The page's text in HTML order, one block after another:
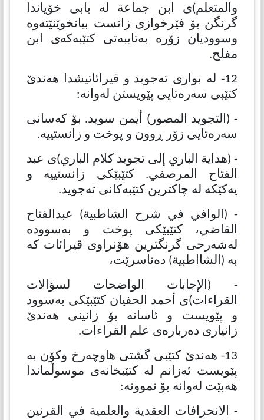
والمتعلم)ی ابن جماعة لە بابی خۆیاندا
گرنگن بۆ فێرخوازی زانست بیانخوێنێتەوە
وسوودیان زۆرە بەتایبەتی كتێبەكەی ابن
مفلح.
12- لە بواری تەجوید و قیرائاتیشدا هەندێ
كتێبی سەرەتایی پێویستن لەوانە:
- (التجوید المصور) أیمن سوید. بۆ كەسانی
سەرەتایی زۆر ڕوون و پوخت و زانستییە.
- (هدایة الباري إلی تجوید كلام الباري)ی عبد
الفتاح المرصفي. كتێبێكی زانستییە و
یەكێكە لە چاكترین كتێبەكانی تەجوید.
- (الوافي في شرح الشاطبیة) عبدالفتاح
القاضي، كتێبێكی پوخت و بەسوودە
لەشەرحی گرنگترین هۆنراوی قیرائات كە
بە (الشااطبیة) دەناسرێت،
- (الإجابات الواضحات لسؤالات
القراءات)ى أحمد الحفيان كتێبێكی بەسوود
و پێویست و ئاسانە بۆ زانینی هەندێ
زانیاری دەربارەی علم القراءات.
13- هەندێ كتێبی گشتی هاوچەرخ وكۆن بە
پێویست ئەزانم لە كتێبخانەی موسوڵماندا
هەبێت لەوانە بۆ نموونە:
- الانحرافات العقدیة والعلمیة في القرنین